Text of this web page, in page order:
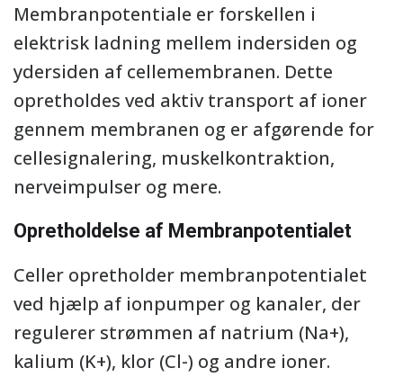
Membranpotentiale er forskellen i
elektrisk ladning mellem indersiden og
ydersiden af cellemembranen. Dette
opretholdes ved aktiv transport af ioner
gennem membranen og er afgørende for
cellesignalering, muskelkontraktion,
nerveimpulser og mere.
Opretholdelse af Membranpotentialet
Celler opretholder membranpotentialet
ved hjælp af ionpumper og kanaler, der
regulerer strømmen af ​​natrium (Na+),
kalium (K+), klor (Cl-) og andre ioner.